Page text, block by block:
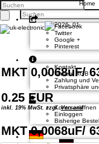
Facebook
Twitter
Google +
Pinterest
Kontakt
Unsere AGB
Zahlung und
Privatsphäre
Konto eröffnen
Einloggen
Bisherige
Home
MKT 0,0068uF/
0.25 EUR
inkl. 19% MwSt. zzgl.Versand
MKT 0,0068uF/